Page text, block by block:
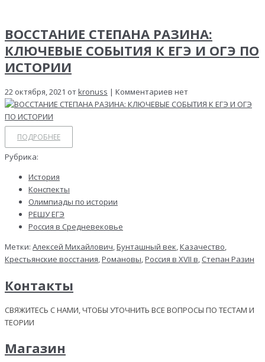
ВОССТАНИЕ СТЕПАНА РАЗИНА:
КЛЮЧЕВЫЕ СОБЫТИЯ К ЕГЭ И ОГЭ ПО
ИСТОРИИ
22 октября, 2021 отkronuss | Комментариев нет
ПОДРОБНЕЕ
Рубрика:
История
Конспекты
Олимпиады по истории
РЕШУ ЕГЭ
Россия в Средневековье
Метки: Алексей Михайлович,Бунташный век,Казачество,
Крестьянские восстания,Романовы,Россия в XVII в, Степан Разин
Контакты
СВЯЖИТЕСЬ С НАМИ, ЧТОБЫ УТОЧНИТЬ ВСЕ ВОПРОСЫ ПО ТЕСТАМ И
ТЕОРИИ
Магазин